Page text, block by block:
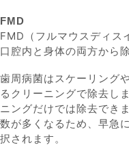
FMD
FMD（フルマウスディス
口腔内と身体の両方から
歯周病菌はスケーリング
るクリーニングで除去し
ニングだけでは除去でき
数が多くなるため、早急
択されます。